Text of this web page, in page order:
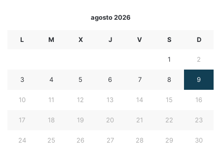
agosto 2026
L M X J V S D
1 2
3 4 5 6 7 8 9
10 11 12 13 14 15 16
17 18 19 20 21 22 23
24 25 26 27 28 29 30